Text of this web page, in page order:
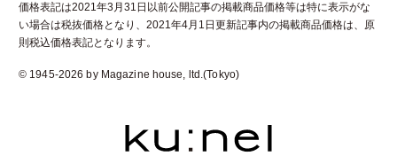
価格表記は2021年3月31日以前公開記事の掲載商品価格等は特に表示がな
い場合は税抜価格となり、2021年4月1日更新記事内の掲載商品価格は、 原
則税込価格表記となります。
© 1945-2026 by Magazine house, ltd.(Tokyo)